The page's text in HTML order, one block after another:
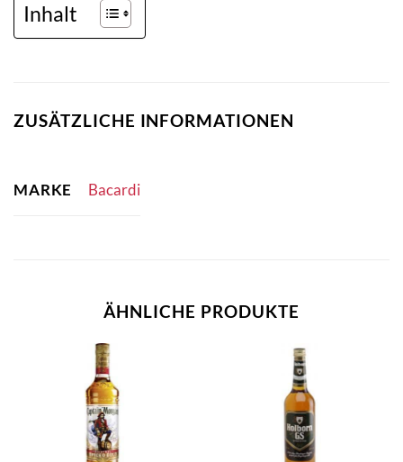
Inhalt
ZUSÄTZLICHE INFORMATIONEN
MARKE Bacardi
ÄHNLICHE PRODUKTE